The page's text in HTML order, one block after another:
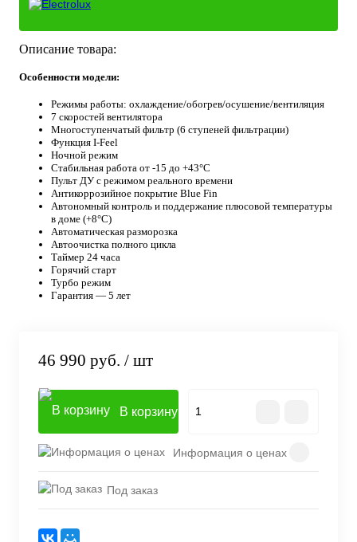
Описание товара:
Особенности модели:
Режимы работы: охлаждение/обогрев/осушение/вентиляция
7 скоростей вентилятора
Многоступенчатый фильтр (6 ступеней фильтрации)
Функция I-Feel
Ночной режим
Стабильная работа от -15 до +43°C
Пульт ДУ с режимом реального времени
Антикоррозийное покрытие Blue Fin
Автономный контроль и поддержание плюсовой температуры
в доме (+8°C)
Автоматическая разморозка
Автоочистка полного цикла
Таймер 24 часа
Горячий старт
Турбо режим
Гарантия — 5 лет
46 990 руб. / шт
В корзину
Информация о ценах
Под заказ